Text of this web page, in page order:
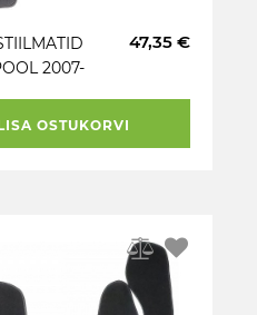
2007-
47,35 €
OSTUKORVI